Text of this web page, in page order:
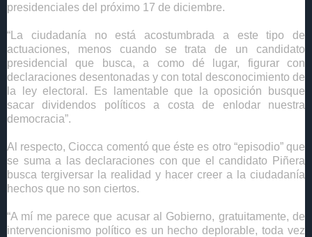
presidenciales del próximo 17 de diciembre.
“La ciudadanía no está acostumbrada a este tipo de
actuaciones, menos cuando se trata de un candidato
presidencial que busca, a como dé lugar, figurar con
declaraciones desentonadas y con total desconocimiento de
la ley electoral. Es lamentable que la oposición busque
sacar dividendos políticos a costa de enlodar nuestra
democracia”.
Al respecto, Ciocca comentó que éste es otro “episodio” que
se suma a las declaraciones con que el candidato Piñera
busca tergiversar la realidad y hacer creer a la ciudadanía
hechos que no son ciertos.
“A mí me parece que acusar al Gobierno, gratuitamente, de
intervencionismo político es un hecho deplorable, toda vez